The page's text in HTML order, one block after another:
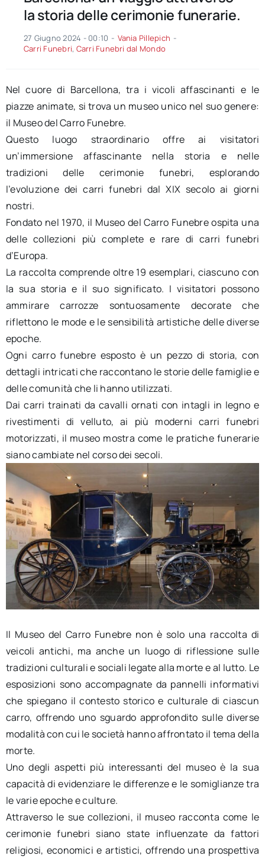
la storia delle cerimonie funerarie.
27 Giugno 2024 - 00:10 - Vania Pillepich -
Carri Funebri, Carri Funebri dal Mondo
Nel cuore di Barcellona, tra i vicoli affascinanti e le
piazze animate, si trova un museo unico nel suo genere:
il Museo del Carro Funebre.
Questo luogo straordinario offre ai visitatori
un’immersione affascinante nella storia e nelle
tradizioni delle cerimonie funebri, esplorando
l’evoluzione dei carri funebri dal XIX secolo ai giorni
nostri.
Fondato nel 1970, il Museo del Carro Funebre ospita una
delle collezioni più complete e rare di carri funebri
d’Europa.
La raccolta comprende oltre 19 esemplari, ciascuno con
la sua storia e il suo significato. I visitatori possono
ammirare carrozze sontuosamente decorate che
riflettono le mode e le sensibilità artistiche delle diverse
epoche.
Ogni carro funebre esposto è un pezzo di storia, con
dettagli intricati che raccontano le storie delle famiglie e
delle comunità che li hanno utilizzati.
Dai carri trainati da cavalli ornati con intagli in legno e
rivestimenti di velluto, ai più moderni carri funebri
motorizzati, il museo mostra come le pratiche funerarie
siano cambiate nel corso dei secoli.
Il Museo del Carro Funebre non è solo una raccolta di
veicoli antichi, ma anche un luogo di riflessione sulle
tradizioni culturali e sociali legate alla morte e al lutto. Le
esposizioni sono accompagnate da pannelli informativi
che spiegano il contesto storico e culturale di ciascun
carro, offrendo uno sguardo approfondito sulle diverse
modalità con cui le società hanno affrontato il tema della
morte.
Uno degli aspetti più interessanti del museo è la sua
capacità di evidenziare le differenze e le somiglianze tra
le varie epoche e culture.
Attraverso le sue collezioni, il museo racconta come le
cerimonie funebri siano state influenzate da fattori
religiosi, economici e artistici, offrendo una prospettiva